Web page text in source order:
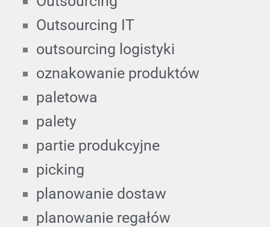
Outsourcing IT
outsourcing logistyki
oznakowanie produktów
paletowa
palety
partie produkcyjne
picking
planowanie dostaw
planowanie regałów